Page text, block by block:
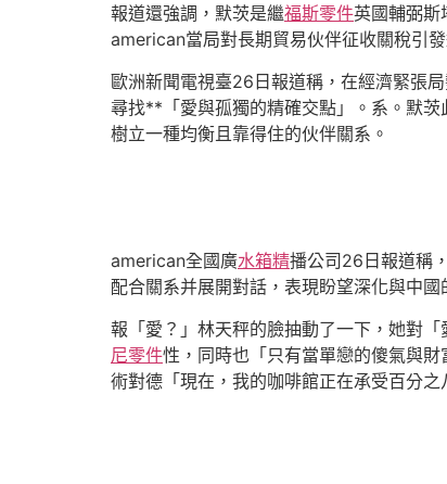
報道還強調，默茨是繼福斯零件英國輔弼斯
american當局對長期貿易伙伴征收關稅引發
歐洲新聞電視臺26日報道稱，在經濟緊張
尋找**「愛與孤獨的精確交點」。系。默茨
樹立一種均衡且靠得住的伙伴關系。
american全國廣水箱精播公司26日報道稱
配合關系并展開對話，表現盼望深化與中國
報「愛？」林天秤的臉抽動了一下，她對
尼零件性，同時也「只有當單戀的傻氣與
術對德「現在，我的咖啡館正在承受百分之